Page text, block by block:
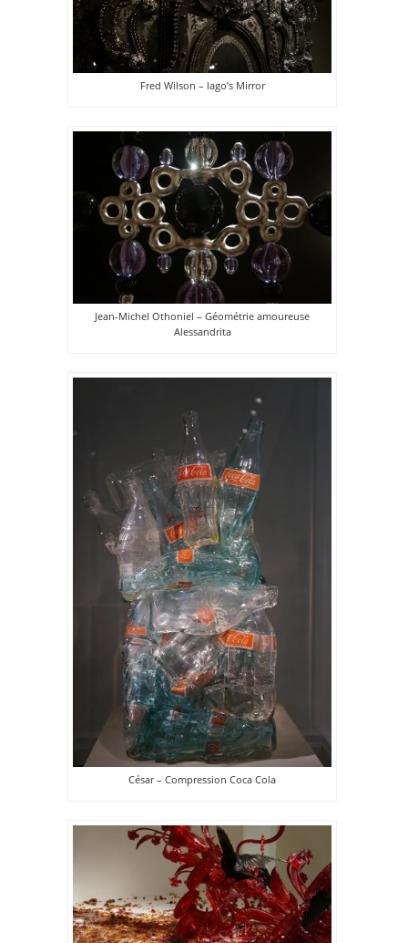
Fred Wilson – lago’s Mirror
Jean-Michel Othoniel – Géométrie amoureuse
Alessandrita
César – Compression Coca Cola